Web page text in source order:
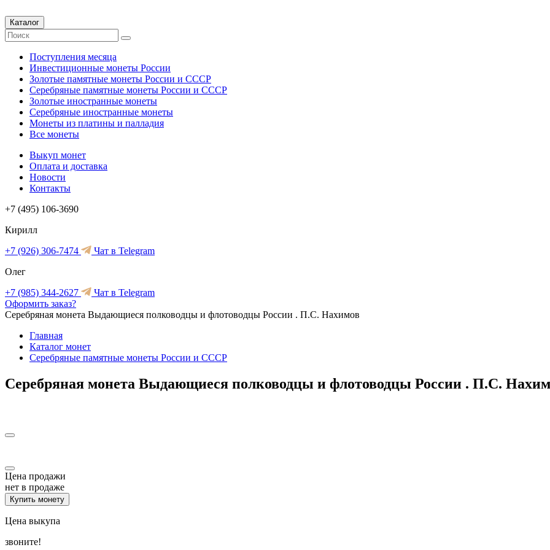
Каталог
Поступления месяца
Инвестиционные монеты России
Золотые памятные монеты России и СССР
Серебряные памятные монеты России и СССР
Золотые иностранные монеты
Серебряные иностранные монеты
Монеты из платины и палладия
Все монеты
Выкуп монет
Оплата и доставка
Новости
Контакты
+7 (495) 106-3690
Кирилл
+7 (926) 306-7474
Чат в Telegram
Олег
+7 (985) 344-2627
Чат в Telegram
Оформить заказ?
Серебряная монета Выдающиеся полководцы и флотоводцы России . П.С. Нахимов
Главная
Каталог монет
Серебряные памятные монеты России и СССР
Серебряная монета Выдающиеся полководцы и флотоводцы России . П.С.
Цена продажи
нет в продаже
Купить монету
Цена выкупа
звоните!